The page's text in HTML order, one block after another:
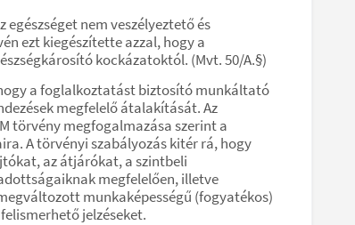
nem veszélyeztető és
ezt kiegészítette azzal, hogy a
kockázatoktól. (Mvt. 50/A.§)
hogy a foglalkoztatást biztosító munkáltató
megfelelő átalakítását. Az
törvény megfogalmazása szerint a
A törvényi szabályozás kitér rá, hogy
az átjárókat, a szintbeli
megfelelően, illetve
munkaképességű (fogyatékos)
jelzéseket.